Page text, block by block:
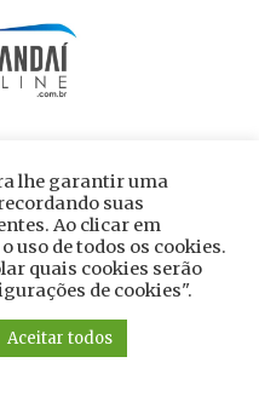
ao site
lhe garantir uma
suas
Ao clicar em
uso de todos os cookies.
quais cookies serão
de cookies".
Aceitar todos